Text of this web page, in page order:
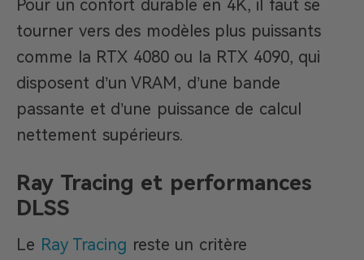
Pour un confort durable en 4K, il faut se
tourner vers des modèles plus puissants
comme la RTX 4080 ou la RTX 4090, qui
disposent d’un VRAM, d’une bande
passante et d’une puissance de calcul
nettement supérieurs.
Ray Tracing et performances
DLSS
Le Ray Tracing reste un critère